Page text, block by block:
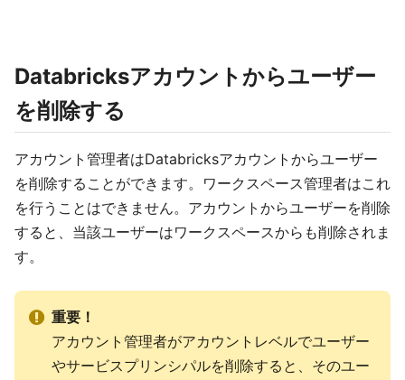
Databricksアカウントからユーザー
を削除する
アカウント管理者はDatabricksアカウントからユーザー
を削除することができます。ワークスペース管理者はこれ
を行うことはできません。アカウントからユーザーを削除
すると、当該ユーザーはワークスペースからも削除されま
す。
重要！
アカウント管理者がアカウントレベルでユーザー
やサービスプリンシパルを削除すると、そのユー